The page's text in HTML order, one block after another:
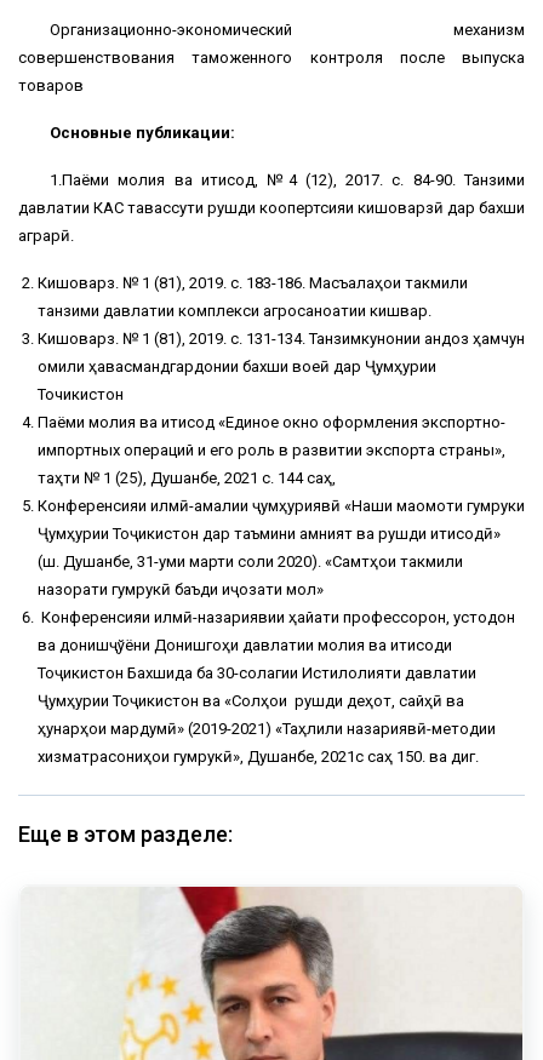
Организационно-экономический механизм
совершенствования таможенного контроля после выпуска
товаров
Основные публикации:
1.Паёми молия ва иқтисод, №4 (12), 2017. с. 84-90. Танзими
давлатии КАС тавассути рушди коопертсияи кишоварзӣ дар бахши
аграрӣ.
Кишоварз. № 1 (81), 2019. с. 183-186. Масъалаҳои такмили
танзими давлатии комплекси агросаноатии кишвар.
Кишоварз. № 1 (81), 2019. с. 131-134. Танзимкунонии андоз ҳамчун
омили ҳавасмандгардонии бахши воқеӣ дар Ҷумҳурии
Точикистон
Паёми молия ва иқтисод «Единое окно оформления экспортно-
импортных операций и его роль в развитии экспорта страны»,
таҳти № 1 (25), Душанбе, 2021 с. 144 саҳ,
Конференсияи илмӣ-амалии ҷумҳуриявӣ «Нақши мақомоти гумруки
Ҷумҳурии Тоҷикистон дар таъмини амният ва рушди иқтисодӣ»
(ш. Душанбе, 31-уми марти соли 2020). «Самтҳои такмили
назорати гумрукӣ баъди иҷозати мол»
Конференсияи илмӣ-назариявии ҳайати профессорон, устодон
ва донишҷўёни Донишгоҳи давлатии молия ва иқтисоди
Тоҷикистон Бахшида ба 30-солагии Истиқлолияти давлатии
Ҷумҳурии Тоҷикистон ва «Солҳои рушди деҳот, сайҳӣ ва
ҳунарҳои мардумӣ» (2019-2021) «Таҳлили назариявӣ-методии
хизматрасониҳои гумрукӣ», Душанбе, 2021с саҳ 150. ва диг.
Еще в этом разделе: